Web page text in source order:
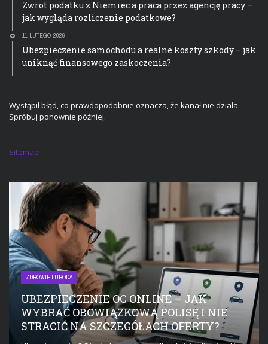
Zwrot podatku z Niemiec a praca przez agencję pracy –
jak wygląda rozliczenie podatkowe?
11 LUTEGO 2026
Ubezpieczenie samochodu a realne koszty szkody – jak
uniknąć finansowego zaskoczenia?
Wystąpił błąd, co prawdopodobnie oznacza, że kanał nie działa.
Spróbuj ponownie później.
Sitemap
ZDROWIE I URODA
UBEZPIECZENIE OC ONLINE – JAK
WYBRAĆ OBOWIĄZKOWĄ POLISĘ I NIE
STRACIĆ NA SZCZEGÓŁACH OFERTY?